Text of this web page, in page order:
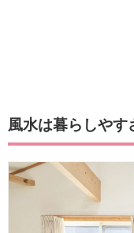
風水は暮らしやす